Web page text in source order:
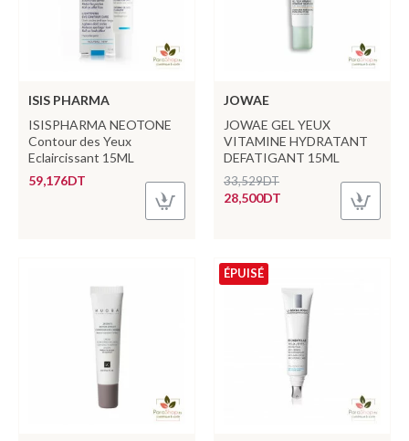
ISIS PHARMA
ISISPHARMA NEOTONE
Contour des Yeux
Eclaircissant 15ML
59,176DT
JOWAE
JOWAE GEL YEUX
VITAMINE HYDRATANT
DEFATIGANT 15ML
28,500DT
33,529DT
ÉPUISÉ